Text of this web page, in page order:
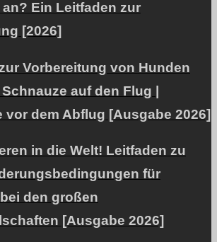
Ein Leitfaden zur
[2026]
Vorbereitung von Hunden
auf den Flug |
vor dem Abflug [Ausgabe 2026]
in die Welt! Leitfaden zu
für
den großen
[Ausgabe 2026]
Site ist. natürliche EnergieBeitrag zur
und Philosophie.